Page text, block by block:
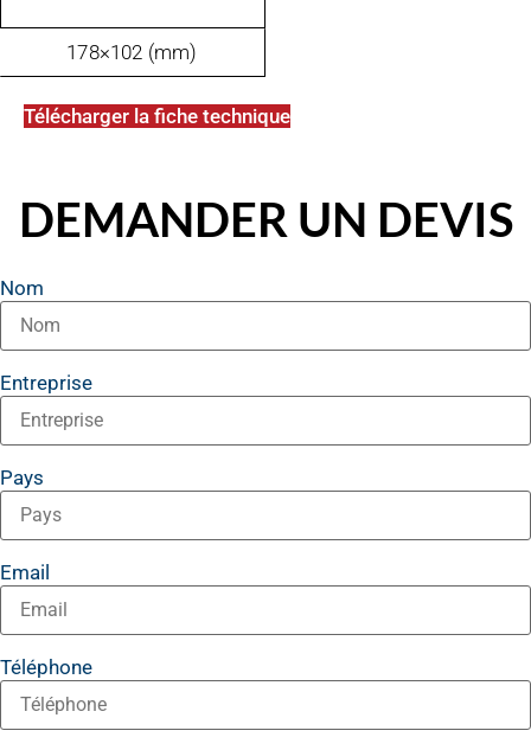
178×102 (mm)
Télécharger la fiche technique
DEMANDER UN DEVIS
Nom
Entreprise
Pays
Email
Téléphone